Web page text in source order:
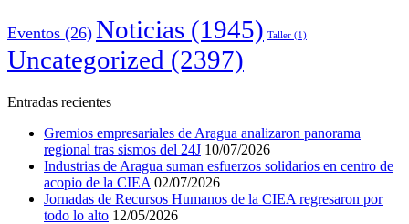
Eventos (26) Noticias (1945) Taller (1)
Uncategorized (2397)
Entradas recientes
Gremios empresariales de Aragua analizaron panorama
regional tras sismos del 24J 10/07/2026
Industrias de Aragua suman esfuerzos solidarios en centro de
acopio de la CIEA 02/07/2026
Jornadas de Recursos Humanos de la CIEA regresaron por
todo lo alto 12/05/2026